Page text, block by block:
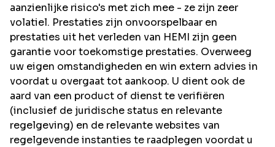
aanzienlijke risico's met zich mee - ze zijn zeer
volatiel. Prestaties zijn onvoorspelbaar en
prestaties uit het verleden van HEMI zijn geen
garantie voor toekomstige prestaties. Overweeg
uw eigen omstandigheden en win extern advies in
voordat u overgaat tot aankoop. U dient ook de
aard van een product of dienst te verifiëren
(inclusief de juridische status en relevante
regelgeving) en de relevante websites van
regelgevende instanties te raadplegen voordat u